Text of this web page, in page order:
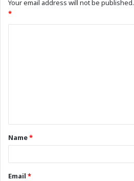
Your email address will not be published.
*
Name*
Email *